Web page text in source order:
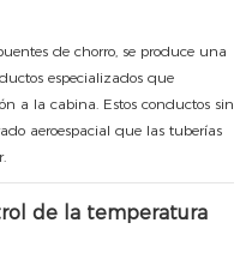
de chorro, se produce una
especializados que
a la cabina. Estos conductos sin
aeroespacial que las tuberías
de la temperatura